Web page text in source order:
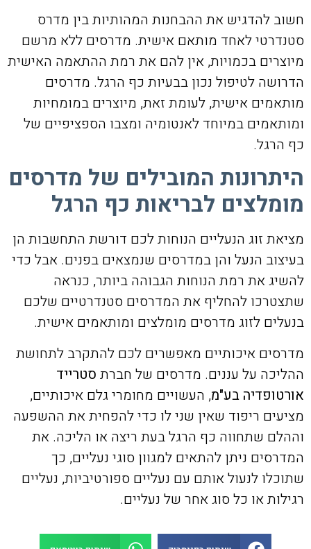
חשוב להדגיש את ההבחנות המהותיות בין מדרס
סטנדרטי לאחד מותאם אישית. מדרסים ללא מרשם
מיוצרים בכמויות, אין להם את רמת ההתאמה האישית
הדרושה לטיפול נכון בבעיות כף הרגל. מדרסים
מותאמים אישית, לעומת זאת, מיוצרים במומחיות
ומותאמים במיוחד לאנטומיה ומצבו הספציפיים של
כף הרגל.
היתרונות המובילים של מדרסים
מומלצים לבריאות כף הרגל
מציאת זוג הנעליים הנוחות לכם דורשת התחשבות הן
בעיצוב הנעל והן במדרסים שנמצאים בפנים. אבל כדי
להשיג את רמת הנוחות הגבוהה ביותר, כנראה
שתצטרכו להחליף את המדרסים סטנדרטיים שלכם
בנעלים לזוג מדרסים מומלצים ומותאמים אישית.
מדרסים איכותיים מאפשרים לכם להתקרב לתחושת
ההליכה על עננים. מדרסים של חברת סטרייד
אורטופדיה בע"מ, העשויים מחומרי גלם איכותיים,
מציעים ריפוד שאין שני לו כדי להפחית את ההשפעה
וההלם שתחווה כף הרגל בעת ריצה או הליכה. את
המדרסים ניתן להתאים למגוון סוגי נעליים, כך
שתוכלו לנעול אותם עם נעליים ספורטיביות, נעליים
רגילות או כל סוג אחר של נעליים.